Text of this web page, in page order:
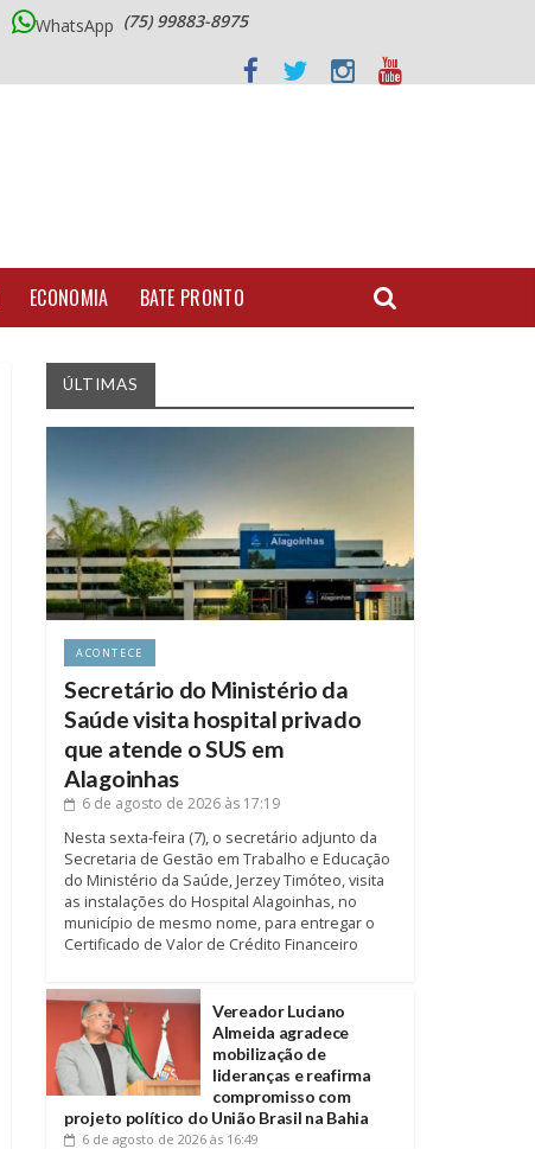
WhatsApp (75) 99883-8975
ECONOMIA BATE PRONTO
ÚLTIMAS
ACONTECE
Secretário do Ministério da
Saúde visita hospital privado
que atende o SUS em
Alagoinhas
6 de agosto de 2026 às 17:19
Nesta sexta-feira (7), o secretário adjunto da
Secretaria de Gestão em Trabalho e Educação
do Ministério da Saúde, Jerzey Timóteo, visita
as instalações do Hospital Alagoinhas, no
município de mesmo nome, para entregar o
Certificado de Valor de Crédito Financeiro
Vereador Luciano
Almeida agradece
mobilização de
lideranças e reafirma
compromisso com
projeto político do União Brasil na Bahia
6 de agosto de 2026 às 16:49